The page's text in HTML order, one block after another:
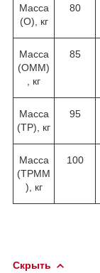
Масса
(O), кг
80
Масса
(OMM)
, кг
85
Масса
(TP), кг
95
Масса
(TPMM
), кг
100
Скрыть